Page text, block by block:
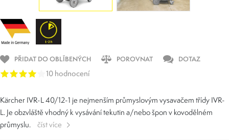
PŘIDAT DO OBLÍBENÝCH POROVNAT DOTAZ
10 hodnocení
Kärcher IVR-L 40/12-1 je nejmenším průmyslovým vysavačem třídy IVR-
L. Je obzvláště vhodný k vysávání tekutin a/nebo špon v kovodělném
průmyslu.
číst více